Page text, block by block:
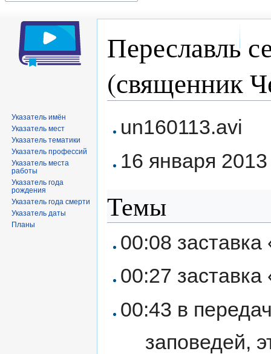
Переславль
(священник
un160113.avi
16 января
Темы
00:08
00:27
00:43 в
заповедей,
Указатель имён
Указатель мест
Указатель тематики
Указатель профессий
Указатель места
работы
Указатель года
рождения
Указатель года смерти
Указатель даты
Планы